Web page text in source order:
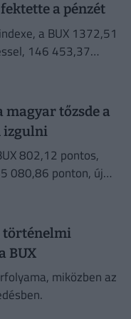
a pénzét
a BUX 1372,51
146 453,37
magyar tőzsde a
izgulni
802,12 pontos,
080,86 ponton, új
történelmi
BUX
miközben az